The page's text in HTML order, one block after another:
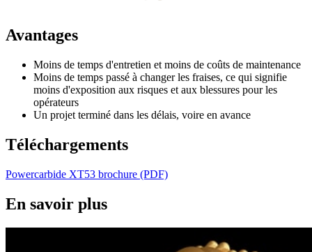
Avantages
Moins de temps d'entretien et moins de coûts de maintenance
Moins de temps passé à changer les fraises, ce qui signifie
moins d'exposition aux risques et aux blessures pour les
opérateurs
Un projet terminé dans les délais, voire en avance
Téléchargements
Powercarbide XT53 brochure (PDF)
En savoir plus